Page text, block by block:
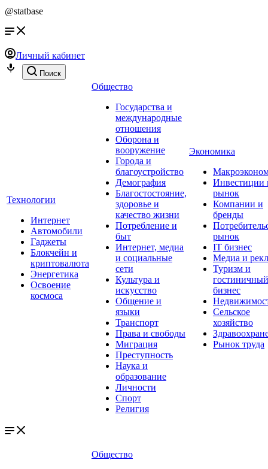
@statbase
Личный кабинет
Поиск
Технологии
Интернет
Автомобили
Гаджеты
Блокчейн и
криптовалюта
Энергетика
Освоение
космоса
Общество
Государства и
международные
отношения
Оборона и
вооружение
Города и
благоустройство
Демография
Благостостояние,
здоровье и
качество жизни
Потребление и
быт
Интернет, медиа
и социальные
сети
Культура и
искусство
Общение и
языки
Транспорт
Права и свободы
Миграция
Преступность
Наука и
образование
Личности
Спорт
Религия
Экономика
Инвестиции
рынок
Компании и
бренды
рынок
IT бизнес
Медиа и
Туризм и
гостиничный
бизнес
Сельское
хозяйство
Рынок труда
Общество